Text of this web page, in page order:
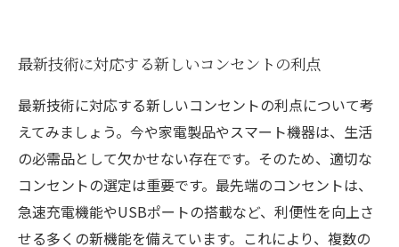
最新技術に対応する新しいコンセントの利点
最新技術に対応する新しいコンセントの利点について考
えてみましょう。今や家電製品やスマート機器は、生活
の必需品として欠かせない存在です。そのため、適切な
コンセントの選定は重要です。最先端のコンセントは、
急速充電機能やUSBポートの搭載など、利便性を向上さ
せる多くの新機能を備えています。これにより、複数の